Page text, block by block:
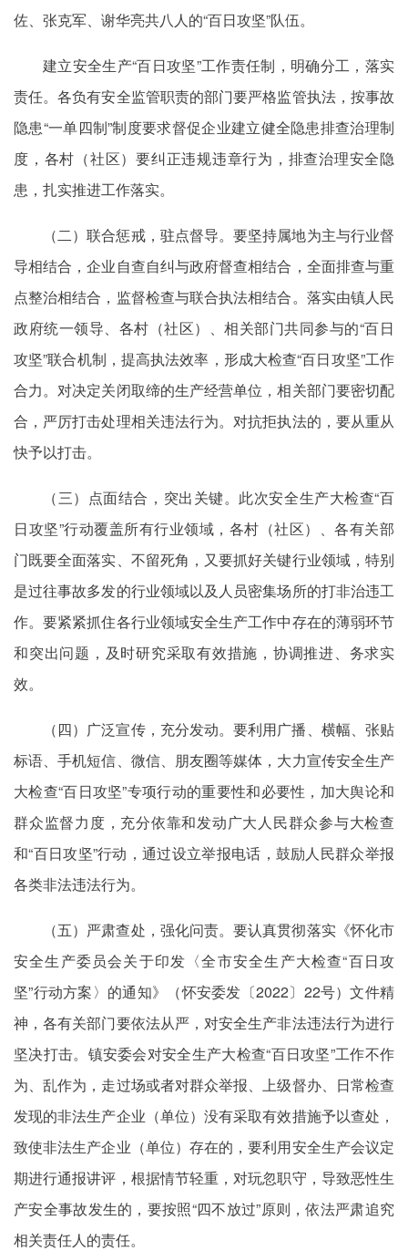
佐、张克军、谢华亮共八人的“百日攻坚”队伍。
建立安全生产“百日攻坚”工作责任制，明确分工，落实
责任。各负有安全监管职责的部门要严格监管执法，按事故
隐患“一单四制”制度要求督促企业建立健全隐患排查治理制
度，各村（社区）要纠正违规违章行为，排查治理安全隐
患，扎实推进工作落实。
（二）联合惩戒，驻点督导。要坚持属地为主与行业督
导相结合，企业自查自纠与政府督查相结合，全面排查与重
点整治相结合，监督检查与联合执法相结合。落实由镇人民
政府统一领导、各村（社区）、相关部门共同参与的“百日
攻坚”联合机制，提高执法效率，形成大检查“百日攻坚”工作
合力。对决定关闭取缔的生产经营单位，相关部门要密切配
合，严厉打击处理相关违法行为。对抗拒执法的，要从重从
快予以打击。
（三）点面结合，突出关键。此次安全生产大检查“百
日攻坚”行动覆盖所有行业领域，各村（社区）、各有关部
门既要全面落实、不留死角，又要抓好关键行业领域，特别
是过往事故多发的行业领域以及人员密集场所的打非治违工
作。要紧紧抓住各行业领域安全生产工作中存在的薄弱环节
和突出问题，及时研究采取有效措施，协调推进、务求实
效。
（四）广泛宣传，充分发动。要利用广播、横幅、张贴
标语、手机短信、微信、朋友圈等媒体，大力宣传安全生产
大检查“百日攻坚”专项行动的重要性和必要性，加大舆论和
群众监督力度，充分依靠和发动广大人民群众参与大检查
和“百日攻坚”行动，通过设立举报电话，鼓励人民群众举报
各类非法违法行为。
（五）严肃查处，强化问责。要认真贯彻落实《怀化市
安全生产委员会关于印发〈全市安全生产大检查“百日攻
坚”行动方案〉的通知》（怀安委发〔2022〕22号）文件精
神，各有关部门要依法从严，对安全生产非法违法行为进行
坚决打击。镇安委会对安全生产大检查“百日攻坚”工作不作
为、乱作为，走过场或者对群众举报、上级督办、日常检查
发现的非法生产企业（单位）没有采取有效措施予以查处，
致使非法生产企业（单位）存在的，要利用安全生产会议定
期进行通报讲评，根据情节轻重，对玩忽职守，导致恶性生
产安全事故发生的，要按照“四不放过”原则，依法严肃追究
相关责任人的责任。